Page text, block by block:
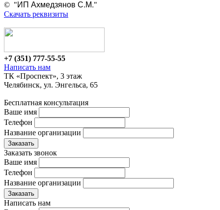
© "ИП Ахмедзянов С.М."
Скачать реквизиты
+7 (351) 777-55-55
Написать нам
ТК «Проспект», 3 этаж
Челябинск, ул. Энгельса, 65
Бесплатная консультация
Ваше имя
Телефон
Название организации
Заказать звонок
Ваше имя
Телефон
Название организации
Написать нам